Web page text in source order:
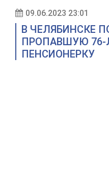
09.06.2023 23:01
В ЧЕЛЯБИНСКЕ
ПРОПАВШУЮ
ПЕНСИОНЕРКУ